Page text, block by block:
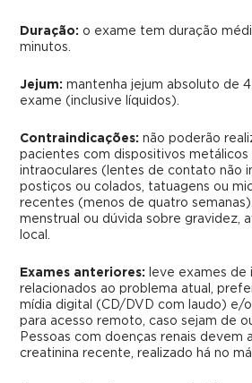
Duração: o exame tem duração
minutos.
Jejum: mantenha jejum absoluto de
exame (inclusive líquidos).
Contraindicações: não poderão
pacientes com dispositivos metálicos
intraoculares (lentes de contato não
postiços ou colados, tatuagens ou
recentes (menos de quatro
menstrual ou dúvida sobre gravidez,
local.
Exames anteriores:
leve exames de
relacionados ao problema atual,
mídia digital (CD/DVD com laudo) e/
para acesso remoto, caso sejam de
Pessoas com doenças renais devem
creatinina recente, realizado há no